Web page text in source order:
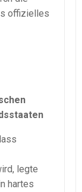
offizielles
legte
hartes